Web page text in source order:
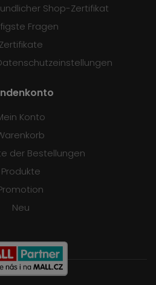
Shop-Zertifikat
Fragen
Zertifikate
Konto
der Bestellungen
Produkte
Neu